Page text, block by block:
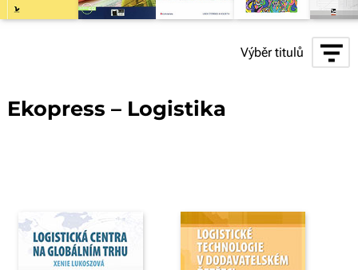
Výběr titulů
Ekopress – Logistika